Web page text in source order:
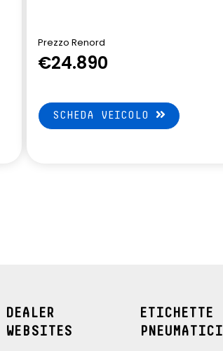
Prezzo Renord
€24.890
SCHEDA VEICOLO
DEALER
WEBSITES
ETICHETTE
PNEUMATICI